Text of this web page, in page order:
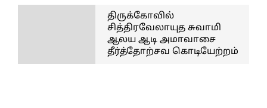
திருக்கோவில்
சித்திரவேலாயுத சுவாமி
ஆலய ஆடி அமாவாசை
தீர்த்தோற்சவ கொடியேற்றம்